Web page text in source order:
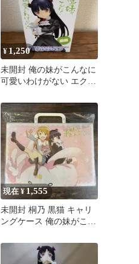
¥1,250
未開封 俺の妹がこんなに
可愛いわけがない エクス
現在 ¥ 1,555
未開封 桐乃 黒猫 キャリ
ングケース 俺の妹がこん